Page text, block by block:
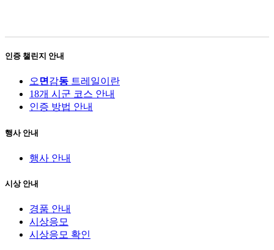
인증 챌린지 안내
오 면 감동 트레일이란
18개 시군 코스 안내
인증 방법 안내
행사 안내
행사 안내
시상 안내
경품 안내
시상응모
시상응모 확인